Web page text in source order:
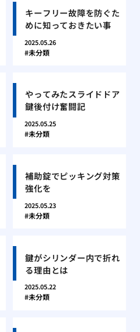
キーフリー故障を防ぐた
めに知っておきたい事
2025.05.26
未分類
やってみたスライドドア
鍵後付け奮闘記
2025.05.25
未分類
補助錠でピッキング対策
強化を
2025.05.23
未分類
鍵がシリンダー内で折れ
る理由とは
2025.05.22
未分類